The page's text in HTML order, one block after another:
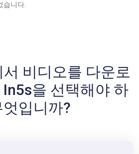
습니다.
비디오를 다운로
을 선택해야 하
입니까?